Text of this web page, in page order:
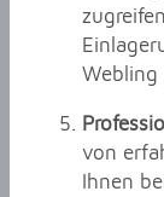
Webling
von
Ihnen